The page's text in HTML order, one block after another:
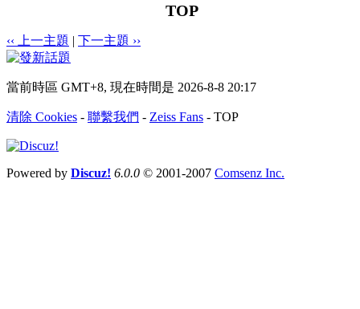
TOP
‹‹ 上一主題 | 下一主題 ››
當前時區 GMT+8, 現在時間是 2026-8-8 20:17
清除 Cookies - 聯繫我們 - Zeiss Fans - TOP
Powered by Discuz! 6.0.0 © 2001-2007 Comsenz Inc.